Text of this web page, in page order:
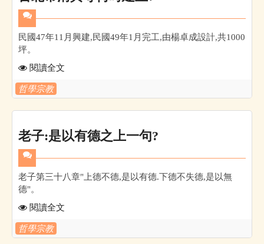
民國47年11月興建,民國49年1月完工,由楊卓成設計,共1000
坪。
閱讀全文
哲學宗教
老子:是以有德之上一句?
老子第三十八章"上德不德,是以有德.下德不失德,是以無
德"。
閱讀全文
哲學宗教